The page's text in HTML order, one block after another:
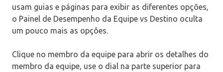
usam guias e páginas para exibir as diferentes opções,
o Painel de Desempenho da Equipe vs Destino oculta
um pouco mais as opções.
Clique no membro da equipe para abrir os detalhes do
membro da equipe, use o dial na parte superior para